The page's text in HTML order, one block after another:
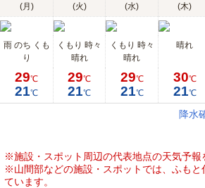
(月)
(火)
(水)
(木)
雨 のち くも
り
くもり 時々
晴れ
くもり 時々
晴れ
晴れ
29℃
21℃
29℃
21℃
29℃
21℃
30℃
21℃
降水
※施設・スポット周辺の代表地点の天気予報
※山間部などの施設・スポットでは、ふもと
ています。